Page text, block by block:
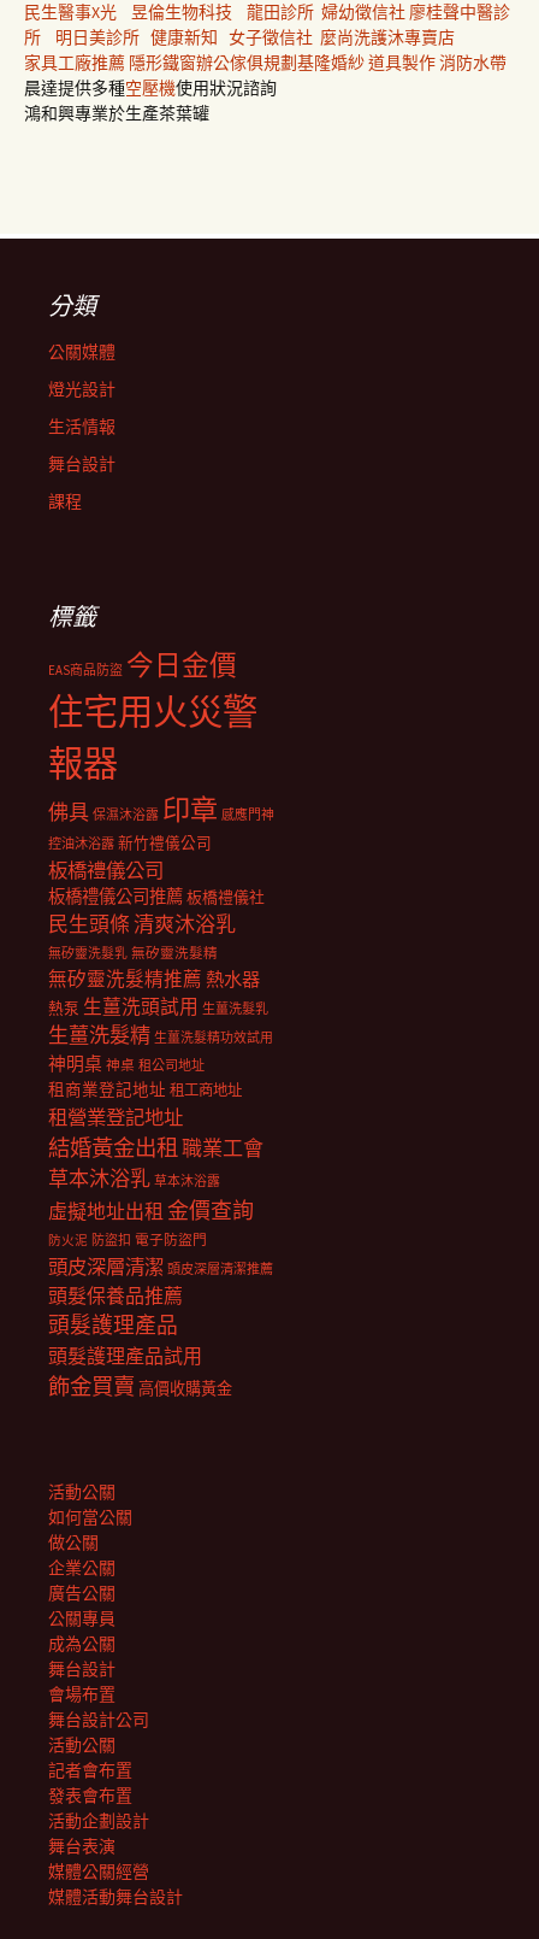
民生醫事X光 昱倫生物科技 龍田診所 婦幼徵信社 廖桂聲中醫診
所
明日美診所 健康新知 女子徵信社 麼尚洗護沐專賣店
家具工廠推薦 隱形鐵窗辦公傢俱規劃基隆婚紗道具製作消防水帶
晨達提供多種空壓機使用狀況諮詢
鴻和興專業於生產茶葉罐
分類
公關媒體
燈光設計
生活情報
舞台設計
課程
標籤
EAS商品防盜 今日金價
住宅用火災警
報器
佛具 保濕沐浴露 印章 感應門神
控油沐浴露 新竹禮儀公司
板橋禮儀公司
板橋禮儀公司推薦板橋禮儀社
民生頭條清爽沐浴乳
無矽靈洗髮乳 無矽靈洗髮精
無矽靈洗髮精推薦 熱水器
熱泵 生薑洗頭試用 生薑洗髮乳
生薑洗髮精 生薑洗髮精功效試用
神明桌 神桌 租公司地址
租商業登記地址 租工商地址
租營業登記地址
結婚黃金出租職業工會
草本沐浴乳 草本沐浴露
虛擬地址出租 金價查詢
防火泥 防盜扣 電子防盜門
頭皮深層清潔 頭皮深層清潔推薦
頭髮保養品推薦
頭髮護理產品
頭髮護理產品試用
飾金買賣 高價收購黃金
活動公關
如何當公關
做公關
企業公關
廣告公關
公關專員
成為公關
舞台設計
會場布置
舞台設計公司
活動公關
記者會布置
發表會布置
活動企劃設計
舞台表演
媒體公關經營
媒體活動舞台設計